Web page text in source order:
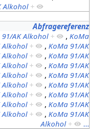
Alkohol +
Abfragereferenz
91/AK Alkohol + , KoMa
Alkohol + , KoMa 91/AK
Alkohol + , KoMa 91/AK
Alkohol + , KoMa 91/AK
Alkohol + , KoMa 91/AK
Alkohol + , KoMa 91/AK
Alkohol + , KoMa 91/AK
Alkohol + , KoMa 91/AK
Alkohol + , KoMa 91/AK
Alkohol + ...